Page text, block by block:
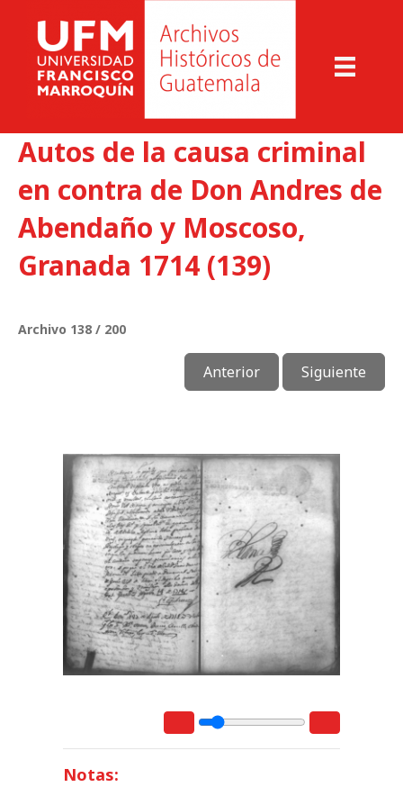
Autos de la causa criminal
en contra de Don Andres de
Abendaño y Moscoso,
Granada 1714 (139)
Archivo 138 / 200
Anterior Siguiente
Notas: